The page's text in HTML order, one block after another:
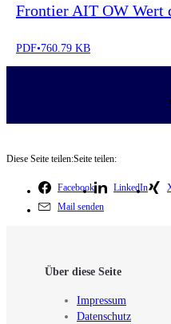
Frontier AIT OW Wert
PDF•760.79 KB
Diese Seite teilen:Seite teilen:
Facebook LinkedIn
Mail senden
Über diese Seite
Impressum
Datenschutz